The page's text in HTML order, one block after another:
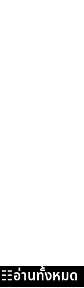
☷อ่านทั้งหมด